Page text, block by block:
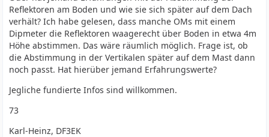
Reflektoren am Boden und wie sie sich später auf dem Dach
verhält? Ich habe gelesen, dass manche OMs mit einem
Dipmeter die Reflektoren waagerecht über Boden in etwa 4m
Höhe abstimmen. Das wäre räumlich möglich. Frage ist, ob
die Abstimmung in der Vertikalen später auf dem Mast dann
noch passt. Hat hierüber jemand Erfahrungswerte?
Jegliche fundierte Infos sind willkommen.
73
Karl-Heinz, DF3EK